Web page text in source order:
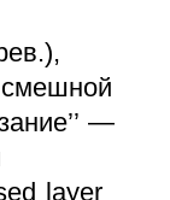
—
layer